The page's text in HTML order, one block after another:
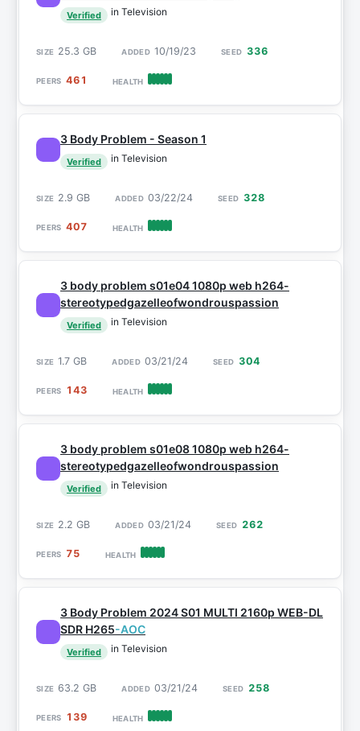
Verified in Television
25.3 GB 10/19/23 336
461
3 Body Problem - Season 1
Verified in Television
2.9 GB 03/22/24 328
407
3 body problem s01e04 1080p web h264-
stereotypedgazelleofwondrouspassion
Verified in Television
1.7 GB 03/21/24 304
143
3 body problem s01e08 1080p web h264-
stereotypedgazelleofwondrouspassion
Verified in Television
2.2 GB 03/21/24 262
75
3 Body Problem 2024 S01 MULTI 2160p WEB-DL
SDR H265-AOC
Verified in Television
63.2 GB 03/21/24 258
139